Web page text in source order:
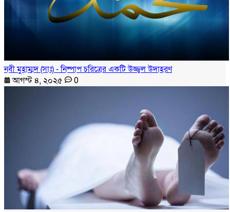
নবী মুহাম্মদ (সাঃ) - নিষ্পাপ চরিত্রের একটি উজ্জ্বল উদাহরণ
আগস্ট ৪, ২০২৫
0